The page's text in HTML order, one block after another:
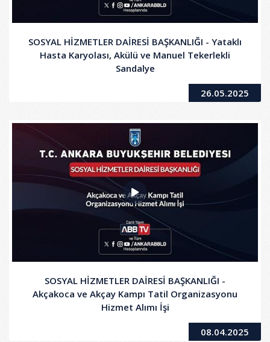
SOSYAL HİZMETLER DAİRESİ BAŞKANLIĞI - Yataklı
Hasta Karyolası, Akülü ve Manuel Tekerlekli
Sandalye
26.05.2025
SOSYAL HİZMETLER DAİRESİ BAŞKANLIĞI -
Akçakoca ve Akçay Kampı Tatil Organizasyonu
Hizmet Alımı İşi
08.04.2025